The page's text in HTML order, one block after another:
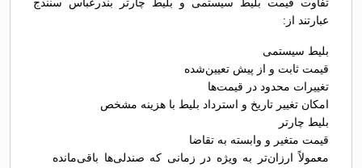
تفاوت قیمت بلیط سیستمی و بلیط چارتر بندرعباس سنندج
عبارتند از:
بلیط سیستمی
قیمت ثابت و از پیش تعیین‌شده
تغییرات محدود در قیمت‌ها
امکان تغییر تاریخ و استرداد بلیط با هزینه مشخص
بلیط چارتر
قیمت متغیر و وابسته به تقاضا
معمولاً ارزان‌تر به ویژه در زمانی که صندلی‌ها باقی‌مانده